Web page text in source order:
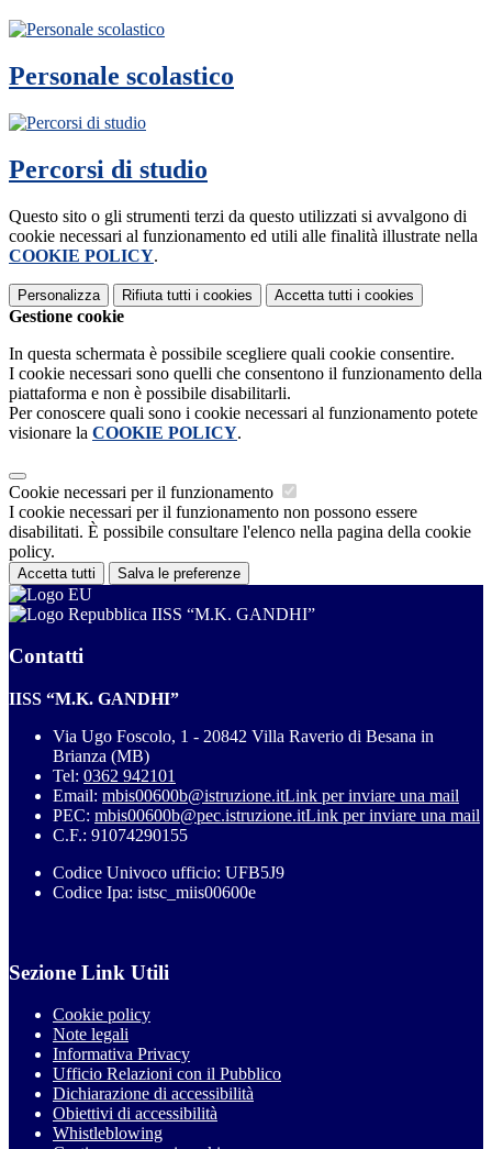
Personale scolastico
Percorsi di studio
Questo sito o gli strumenti terzi da questo utilizzati si avvalgono di
cookie necessari al funzionamento ed utili alle finalità illustrate nella
COOKIE POLICY.
Personalizza Rifiuta tutti i cookies Accetta tutti i cookies
Gestione cookie
In questa schermata è possibile scegliere quali cookie consentire.
I cookie necessari sono quelli che consentono il funzionamento della
piattaforma e non è possibile disabilitarli.
Per conoscere quali sono i cookie necessari al funzionamento potete
visionare la COOKIE POLICY.
Cookie necessari per il funzionamento
I cookie necessari per il funzionamento non possono essere
disabilitati. È possibile consultare l'elenco nella pagina della cookie
policy.
Accetta tutti Salva le preferenze
IISS “M.K. GANDHI”
Contatti
IISS “M.K. GANDHI”
Via Ugo Foscolo, 1 - 20842 Villa Raverio di Besana in
Brianza (MB)
Tel: 0362 942101
Email: mbis00600b@istruzione.itLink per inviare una mail
PEC: mbis00600b@pec.istruzione.itLink per inviare una mail
C.F.: 91074290155
Codice Univoco ufficio: UFB5J9
Codice Ipa: istsc_miis00600e
Sezione Link Utili
Cookie policy
Note legali
Informativa Privacy
Ufficio Relazioni con il Pubblico
Dichiarazione di accessibilità
Obiettivi di accessibilità
Whistleblowing